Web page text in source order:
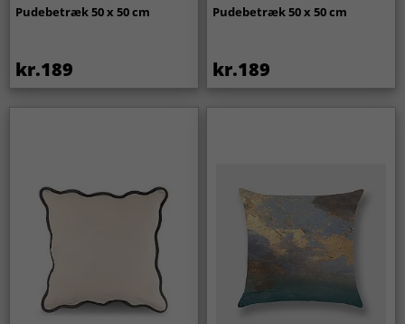
Pudebetræk 50 x 50 cm
kr.189
Pudebetræk 50 x 50 cm
kr.189